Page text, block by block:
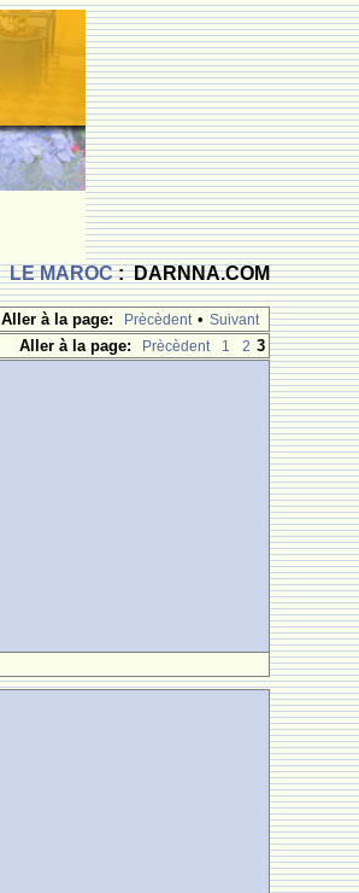
LE MAROC: DARNNA.COM
Aller à la page:
Prècèdent • Suivant
Aller à la page: Prècèdent 1 2 3